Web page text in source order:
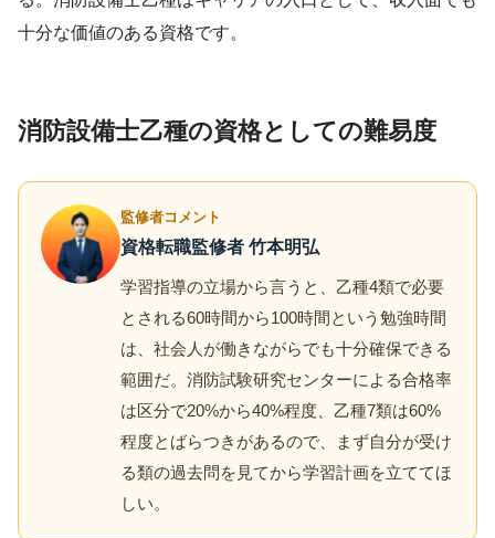
十分な価値のある資格です。
消防設備士乙種の資格としての難易度
監修者コメント
資格転職監修者 竹本明弘
学習指導の立場から言うと、乙種4類で必要
とされる60時間から100時間という勉強時間
は、社会人が働きながらでも十分確保できる
範囲だ。消防試験研究センターによる合格率
は区分で20%から40%程度、乙種7類は60%
程度とばらつきがあるので、まず自分が受け
る類の過去問を見てから学習計画を立ててほ
しい。